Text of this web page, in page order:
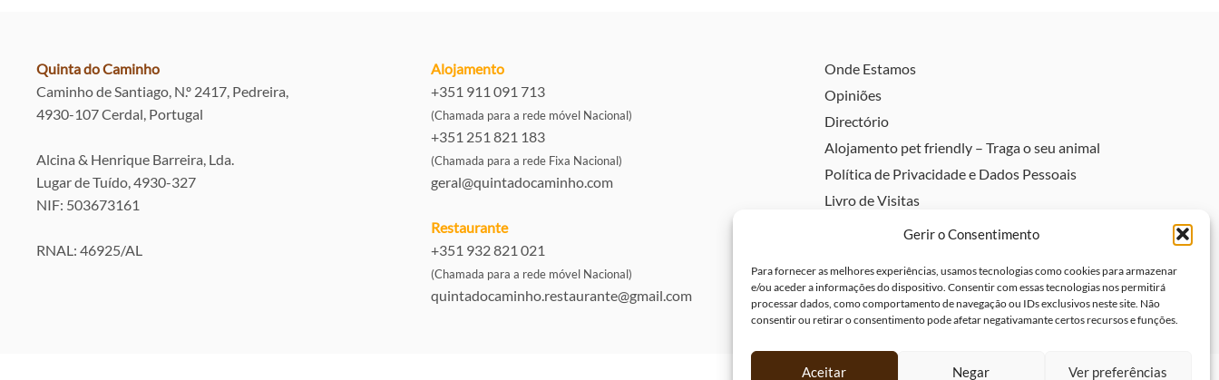
Gerir o Consentimento
Para fornecer as melhores experiências, usamos tecnologias como cookies para armazenar
e/ou aceder a informações do dispositivo. Consentir com essas tecnologias nos permitirá
processar dados, como comportamento de navegação ou IDs exclusivos neste site. Não
consentir ou retirar o consentimento pode afetar negativamante certos recursos e funções.
Aceitar Negar Ver preferências
Quinta do Caminho
Caminho de Santiago, N.º 2417, Pedreira,
4930-107 Cerdal, Portugal
Alcina & Henrique Barreira, Lda.
Lugar de Tuído, 4930-327
NIF: 503673161
RNAL: 46925/AL
Alojamento
+351 911 091 713
(Chamada para a rede móvel Nacional)
+351 251 821 183
(Chamada para a rede Fixa Nacional)
geral@quintadocaminho.com
Restaurante
+351 932 821 021
(Chamada para a rede móvel Nacional)
quintadocaminho.restaurante@gmail.com
Onde Estamos
Opiniões
Directório
Alojamento pet friendly – Traga o seu animal
Política de Privacidade e Dados Pessoais
Livro de Visitas
Livro de elogios
Política de Cookies (UE)